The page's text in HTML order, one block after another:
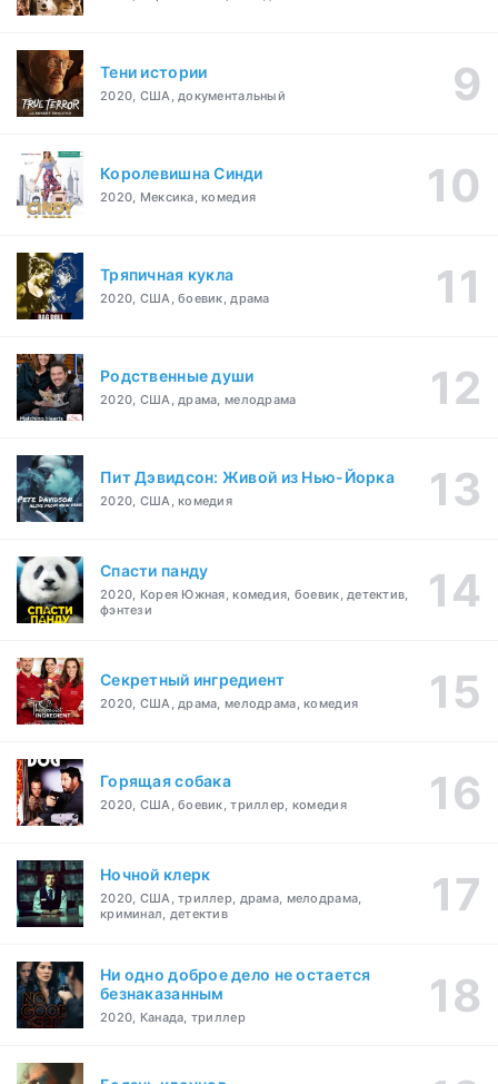
Тени истории
2020, США, документальный
Королевишна Синди
2020, Мексика, комедия
Тряпичная кукла
2020, США, боевик, драма
Родственные души
2020, США, драма, мелодрама
Пит Дэвидсон: Живой из Нью-Йорка
2020, США, комедия
Спасти панду
2020, Корея Южная, комедия, боевик, детектив,
фэнтези
Секретный ингредиент
2020, США, драма, мелодрама, комедия
Горящая собака
2020, США, боевик, триллер, комедия
Ночной клерк
2020, США, триллер, драма, мелодрама,
криминал, детектив
Ни одно доброе дело не остается
безнаказанным
2020, Канада, триллер